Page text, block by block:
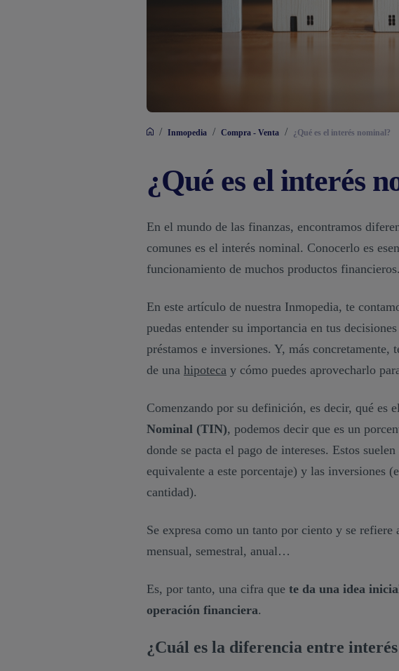
/ Inmopedia / Compra - Venta / ¿Qué es el interés nominal?
¿Qué es el interés
En el mundo de las finanzas, encontramos
comunes es el interés nominal. Conocerlo es
funcionamiento de muchos productos financieros.
En este artículo de nuestra Inmopedia, te
puedas entender su importancia en tus
préstamos e inversiones. Y, más concretamente,
de una hipoteca y cómo puedes aprovecharlo
Comenzando por su definición, es decir, qué es
Nominal (TIN), podemos decir que es un
donde se pacta el pago de intereses. Estos
equivalente a este porcentaje) y las inversiones
cantidad).
Se expresa como un tanto por ciento y se
mensual, semestral, anual…
Es, por tanto, una cifra que te da una idea
operación financiera.
¿Cuál es la diferencia entre